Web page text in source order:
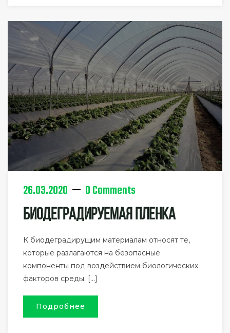
26.03.2020 0 Comments
Биодеградируемая Пленка
К биодеградирущим материалам относят те,
которые разлагаются на безопасные
компоненты под воздействием биологических
факторов среды. […]
Подробнее